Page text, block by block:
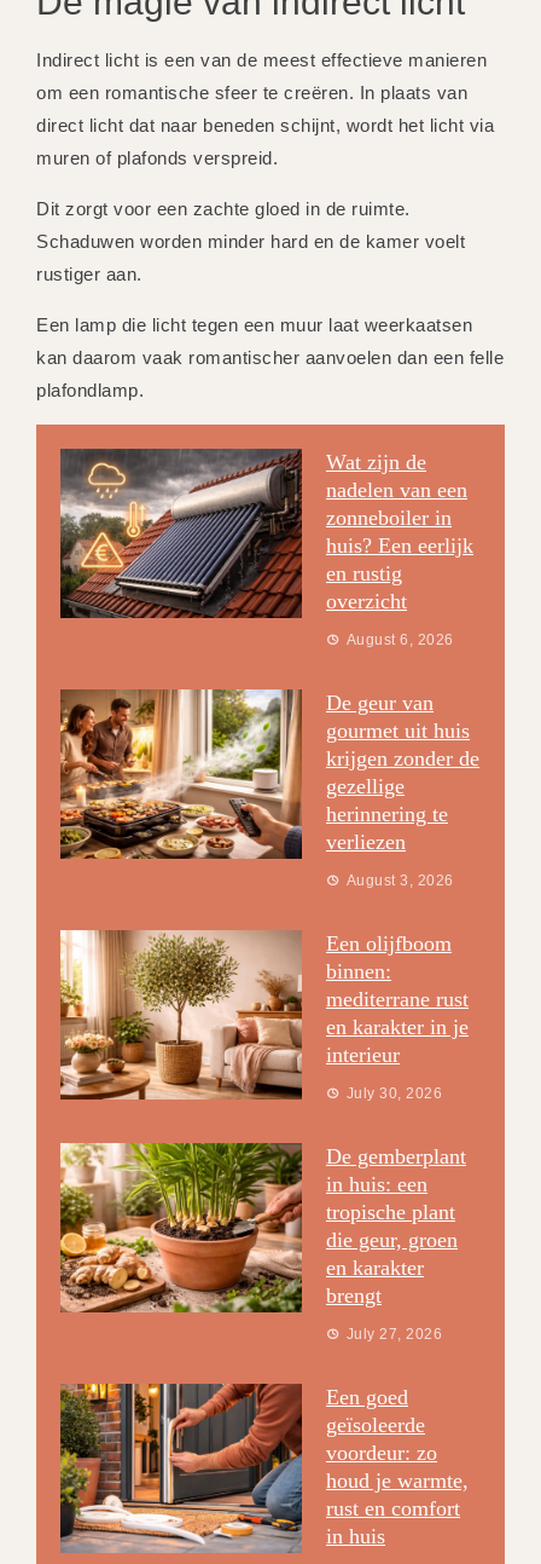
Indirect licht is een van de meest effectieve manieren
om een romantische sfeer te creëren. In plaats van
direct licht dat naar beneden schijnt, wordt het licht via
muren of plafonds verspreid.
Dit zorgt voor een zachte gloed in de ruimte.
Schaduwen worden minder hard en de kamer voelt
rustiger aan.
Een lamp die licht tegen een muur laat weerkaatsen
kan daarom vaak romantischer aanvoelen dan een felle
plafondlamp.
Wat zijn de
nadelen van een
zonneboiler in
huis? Een eerlijk
en rustig
overzicht
August 6, 2026
De geur van
gourmet uit huis
krijgen zonder de
gezellige
herinnering te
verliezen
August 3, 2026
Een olijfboom
binnen:
mediterrane rust
en karakter in je
interieur
July 30, 2026
De gemberplant
in huis: een
tropische plant
die geur, groen
en karakter
brengt
July 27, 2026
Een goed
geïsoleerde
voordeur: zo
houd je warmte,
rust en comfort
in huis